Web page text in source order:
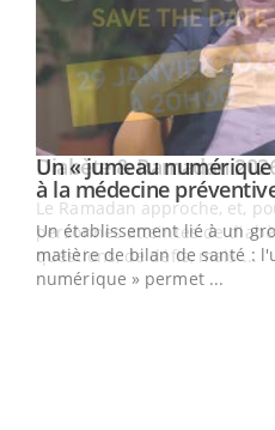
Youtube
Un « jumeau
à la médecine
Un établissement lié à un
matière de bilan de santé :
numérique » permet ...